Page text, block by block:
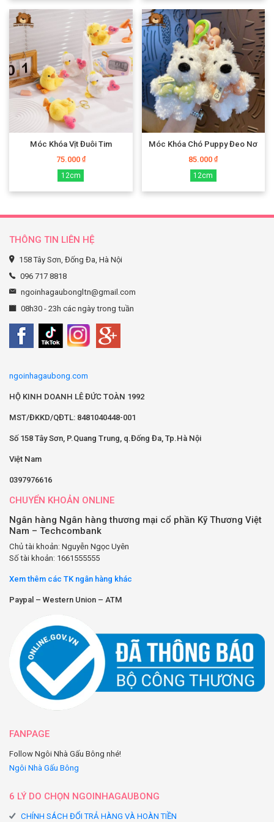
Móc Khóa Vịt Đuôi Tim
75.000 ₫
12cm
Móc Khóa Chó Puppy Đeo Nơ
85.000₫
12cm
THÔNG TIN LIÊN HỆ
158 Tây Sơn, Đống Đa, Hà Nội
096 717 8818
ngoinhagaubongltn@gmail.com
08h30 - 23h các ngày trong tuần
ngoinhagaubong.com
HỘ KINH DOANH LÊ ĐỨC TOÀN 1992
MST/ĐKKD/QĐTL: 8481040448-001
Số 158 Tây Sơn, P.Quang Trung, q.Đống Đa, Tp.Hà Nội
Việt Nam
0397976616
CHUYỂN KHOẢN ONLINE
Ngân hàng Ngân hàng thương mại cổ phần Kỹ Thương Việt
Nam – Techcombank
Chủ tài khoản: Nguyễn Ngọc Uyên
Số tài khoản: 1661555555
Xem thêm các TK ngân hàng khác
Paypal – Western Union – ATM
FANPAGE
Follow Ngôi Nhà Gấu Bông nhé!
Ngôi Nhà Gấu Bông
6 LÝ DO CHỌN NGOINHAGAUBONG
CHÍNH SÁCH ĐỔI TRẢ HÀNG VÀ HOÀN TIỀN